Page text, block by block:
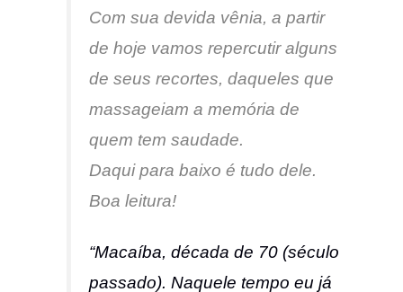
Com sua devida vênia, a partir
de hoje vamos repercutir alguns
de seus recortes, daqueles que
massageiam a memória de
quem tem saudade.
Daqui para baixo é tudo dele.
Boa leitura!
“Macaíba, década de 70 (século
passado). Naquele tempo eu já